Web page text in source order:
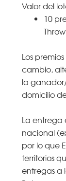
Valor del
10
Los
cambio,
la
domicilio
La entrega
nacional
por lo que
territorios
entregas a